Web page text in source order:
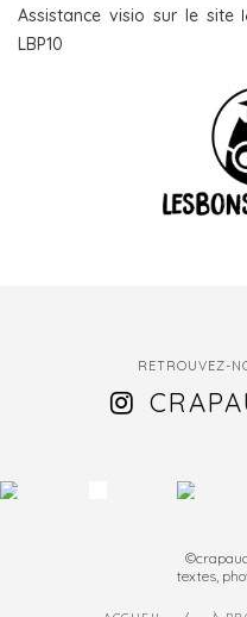
Assistance visio sur le site
LBP10
RETROUVEZ-
textes,